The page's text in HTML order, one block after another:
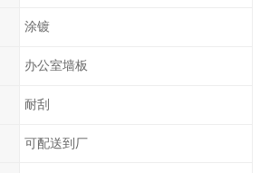
涂镀
办公室墙板
耐刮
可配送到厂